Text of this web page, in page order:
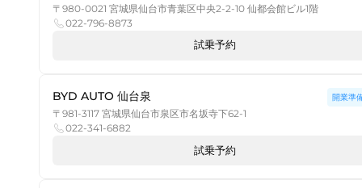
〒980-0021 宮城県仙台市青葉区中央2-2-10 仙都会館ビル1階
022-796-8873
試乗予約
BYD AUTO 仙台泉 開業準
〒981-3117 宮城県仙台市泉区市名坂寺下62-1
022-341-6882
試乗予約